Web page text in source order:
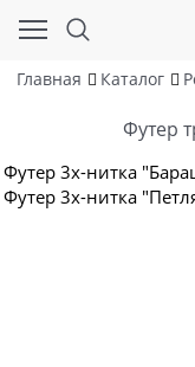
Главная Каталог
Футер
Футер 3х-нитка
Футер 3х-нитка